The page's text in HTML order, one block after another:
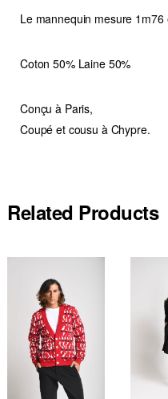
Le mannequin mesure
Coton 50% Laine 50%
Conçu à Paris,
Coupé et cousu à Chypre.
Related Products